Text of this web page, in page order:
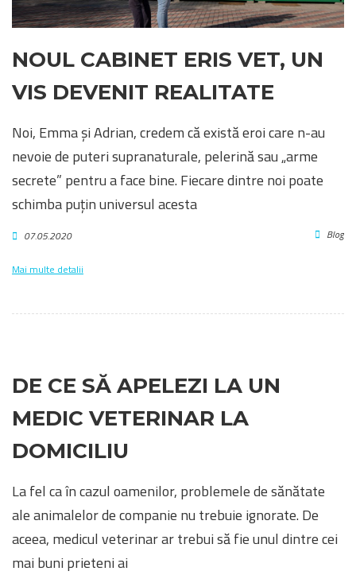
NOUL CABINET ERIS VET, UN
VIS DEVENIT REALITATE
Noi, Emma și Adrian, credem că există eroi care n-au
nevoie de puteri supranaturale, pelerină sau „arme
secrete” pentru a face bine. Fiecare dintre noi poate
schimba puțin universul acesta
07.05.2020 Blog
Mai multe detalii
DE CE SĂ APELEZI LA UN
MEDIC VETERINAR LA
DOMICILIU
La fel ca în cazul oamenilor, problemele de sănătate
ale animalelor de companie nu trebuie ignorate. De
aceea, medicul veterinar ar trebui să fie unul dintre cei
mai buni prieteni ai